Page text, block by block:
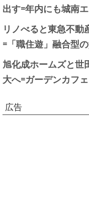
出す=年内にも城南
リノべると東急不
=「職住遊」融合型
旭化成ホームズと世
大へ=ガーデンカフ
広告